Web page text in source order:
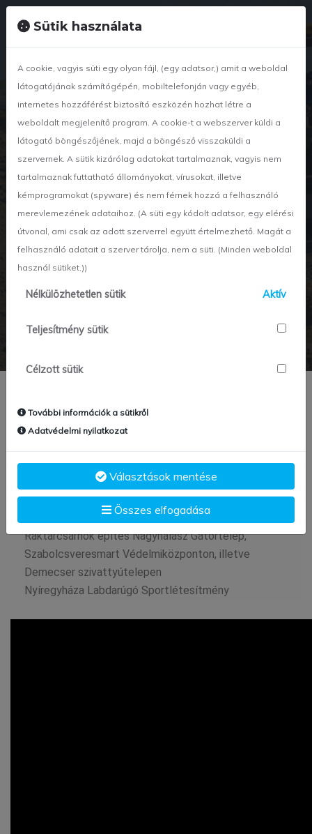
+36 42 886 834
x
Munka részletei
Magasépítés
Keleti-főcsatorna Tiszavasvári beeresztő és hajózsilip
magasépítési rekonstrukciója
Révész-Michelin Logisztikai raktár építése
Hortobágyi látogató központ építése
Raktárcsarnok építés Nagyhalász Gátőrtelep,
Szabolcsveresmart Védelmiközponton, illetve
Demecser szivattyútelepen
Nyíregyháza Labdarúgó Sportlétesítmény
Sütik használata
A cookie, vagyis süti egy olyan fájl, (egy adatsor,) amit a weboldal
látogatójának számítógépén, mobiltelefonján vagy egyéb,
internetes hozzáférést biztosító eszközén hozhat létre a
weboldalt megjelenítő program. A cookie-t a webszerver küldi a
látogató böngészőjének, majd a böngésző visszaküldi a
szervernek. A sütik kizárólag adatokat tartalmaznak, vagyis nem
tartalmaznak futtatható állományokat, vírusokat, illetve
kémprogramokat (spyware) és nem férnek hozzá a felhasználó
merevlemezének adataihoz. (A süti egy kódolt adatsor, egy elérési
útvonal, ami csak az adott szerverrel együtt értelmezhető. Magát a
felhasználó adatait a szerver tárolja, nem a süti. (Minden weboldal
használ sütiket.))
Nélkülözhetetlen sütik Aktív
Teljesítmény sütik
Célzott sütik
További információk a sütikről
Adatvédelmi nyilatkozat
Választások mentése
Összes elfogadása